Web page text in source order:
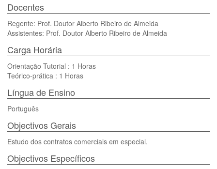
Docentes
Regente: Prof. Doutor Alberto Ribeiro de Almeida
Assistentes: Prof. Doutor Alberto Ribeiro de Almeida
Carga Horária
Orientação Tutorial : 1 Horas
Teórico-prática : 1 Horas
Língua de Ensino
Português
Objectivos Gerais
Estudo dos contratos comerciais em especial.
Objectivos Específicos